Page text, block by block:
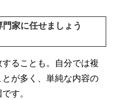
門家に任せましょう
ることも。自分では複
が多く、単純な内容の
す。